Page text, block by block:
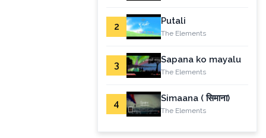
2 Putali
The Elements
3 Sapana ko mayalu
The Elements
4 Simaana ( सिमाना)
The Elements